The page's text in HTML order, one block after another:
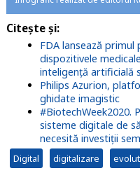
Citește și:
FDA lansează primul
dispozitivele
inteligență artificială
Philips Azurion,
ghidate imagistic
#BiotechWeek2020.
sisteme digitale de
necesită investiții
Digital digitalizare